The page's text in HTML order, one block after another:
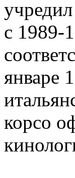
с 1989-
январе
корсо